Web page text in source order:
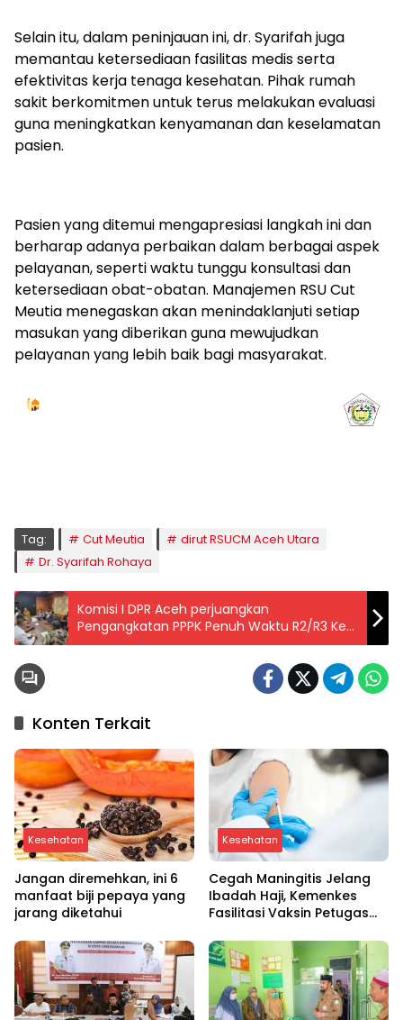
Selain itu, dalam peninjauan ini, dr. Syarifah juga
memantau ketersediaan fasilitas medis serta
efektivitas kerja tenaga kesehatan. Pihak rumah
sakit berkomitmen untuk terus melakukan evaluasi
guna meningkatkan kenyamanan dan keselamatan
pasien.
Pasien yang ditemui mengapresiasi langkah ini dan
berharap adanya perbaikan dalam berbagai aspek
pelayanan, seperti waktu tunggu konsultasi dan
ketersediaan obat-obatan. Manajemen RSU Cut
Meutia menegaskan akan menindaklanjuti setiap
masukan yang diberikan guna mewujudkan
pelayanan yang lebih baik bagi masyarakat.
Tag: Cut Meutia
dirut RSUCM Aceh Utara
Dr. Syarifah Rohaya
Komisi I DPR Aceh perjuangkan
Pengangkatan PPPK Penuh Waktu R2/R3 Ke
MenPAN RB
Konten Terkait
Kesehatan
Jangan diremehkan, ini 6
manfaat biji pepaya yang
jarang diketahui
Kesehatan
Cegah Maningitis Jelang
Ibadah Haji, Kemenkes
Fasilitasi Vaksin Petugas